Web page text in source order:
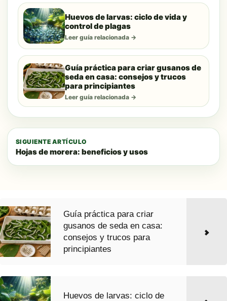
Huevos de larvas: ciclo de vida y
control de plagas
Leer guía relacionada →
Guía práctica para criar gusanos de
seda en casa: consejos y trucos
para principiantes
Leer guía relacionada →
SIGUIENTE ARTÍCULO
Hojas de morera: beneficios y usos
Guía práctica para criar
gusanos de seda en casa:
consejos y trucos para
principiantes
Huevos de larvas: ciclo de